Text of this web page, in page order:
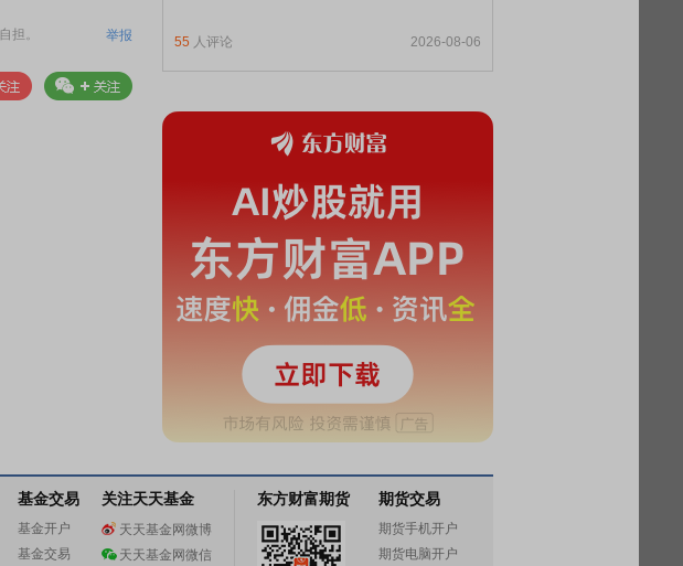
担。 举报 55 人评论 2026-08-06
基金交易
基金开户
基金交易
关注天天基金
天天基金网微博
天天基金网微信
东方财富期货 期货交易
期货手机开户
期货电脑开户